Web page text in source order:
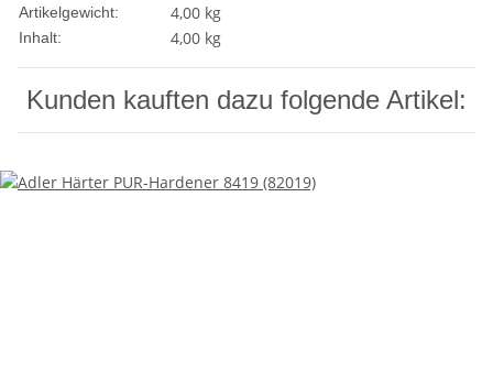
Artikelgewicht: 4,00 kg
Inhalt: 4,00 kg
Kunden kauften dazu folgende Artikel: